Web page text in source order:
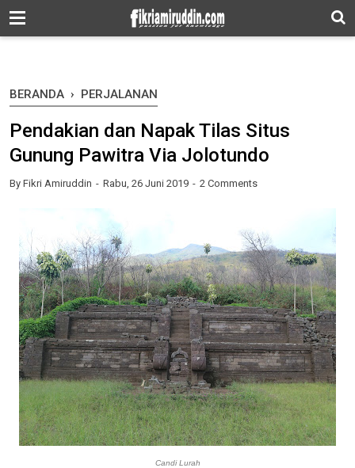
BERANDA › PERJALANAN
Pendakian dan Napak Tilas Situs
Gunung Pawitra Via Jolotundo
By Fikri Amiruddin Rabu, 26 Juni 2019 2 Comments
Candi Lurah